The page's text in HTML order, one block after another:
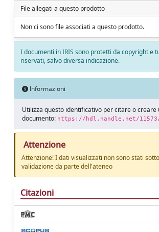
File allegati a questo prodotto
Non ci sono file associati a questo prodotto.
I documenti in IRIS sono protetti da copyright e
riservati, salvo diversa indicazione.
Informazioni
Utilizza questo identificativo per citare o creare
documento: https://hdl.handle.net/11573/
Attenzione
Attenzione! I dati visualizzati non sono stati
validazione da parte dell'ateneo
Citazioni